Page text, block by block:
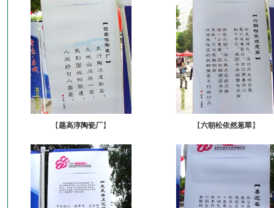
【题高淳陶瓷厂】 【六朝松依然葱翠】